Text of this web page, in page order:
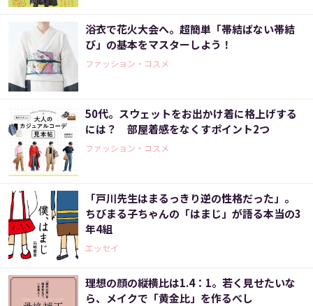
浴衣で花火大会へ。超簡単「帯結ばない帯結
び」の基本をマスターしよう！
ファッション・コスメ
50代。スウェットをお出かけ着に格上げする
には？ 部屋着感をなくすポイント2つ
ファッション・コスメ
「戸川先生はまるっきり逆の性格だった」。
ちびまる子ちゃんの「はまじ」が語る本当の3
年4組
エッセイ
理想の顔の縦横比は1.4：1。若く見せたいな
ら、メイクで「黄金比」を作るべし